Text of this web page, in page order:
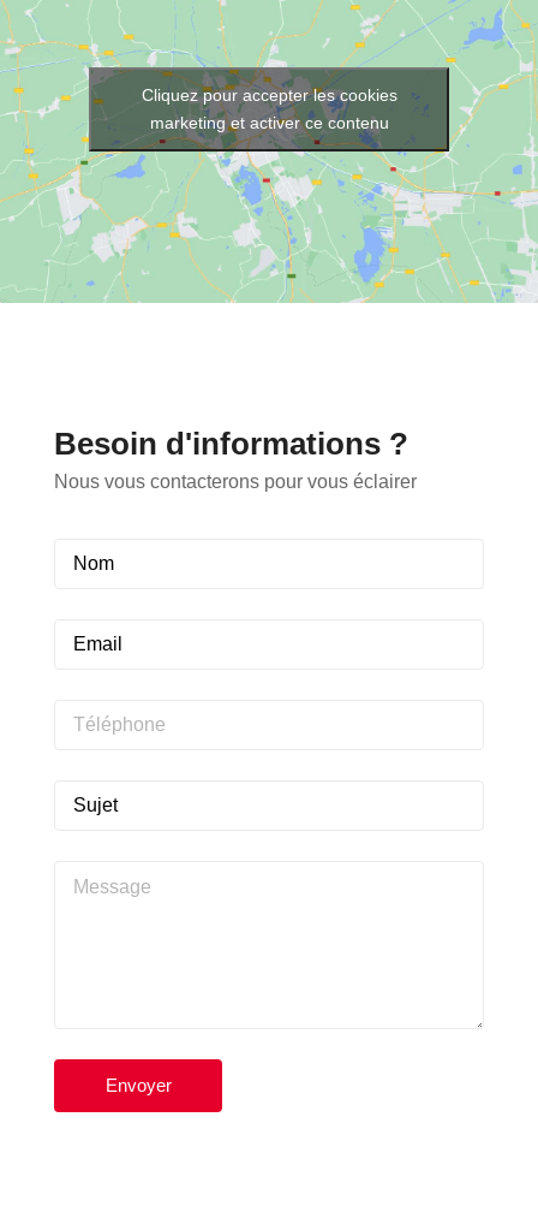
Cliquez pour accepter les cookies
marketing et activer ce contenu
Besoin d'informations ?
Nous vous contacterons pour vous éclairer